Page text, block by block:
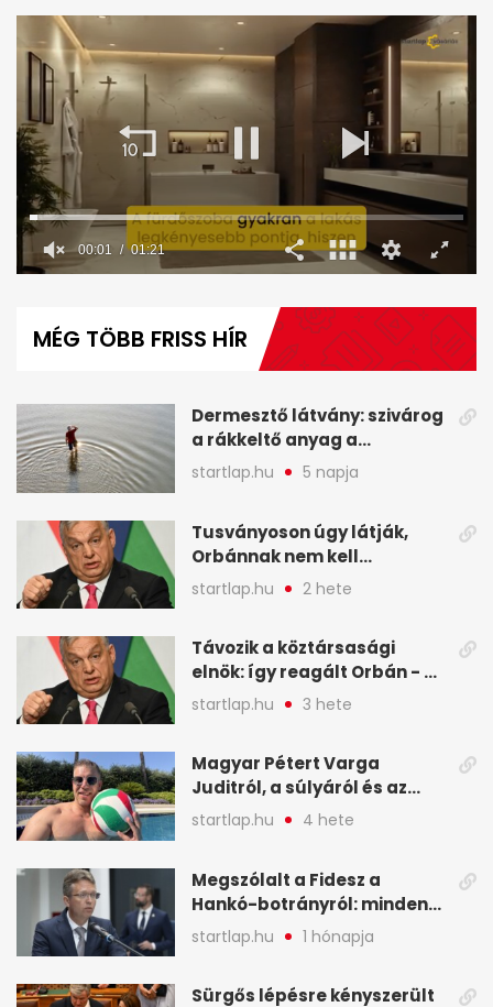
minute,
00:02 01:21
MÉG TÖBB FRISS HÍR
Dermesztő látvány: szivárog
a rákkeltő anyag a
kiszáradó Dunába
Budapesten - A hét
képekben
startlap.hu 5 napja
Tusványoson úgy látják,
Orbánnak nem kell
változtatnia - A hét
legfontosabb hírei
startlap.hu 2 hete
Távozik a köztársasági
elnök: így reagált Orbán - A
hét legfontosabb hírei
képekben
startlap.hu 3 hete
Magyar Pétert Varga
Juditról, a súlyáról és az
alvásidejéről is faggatták a
Redditen, sok kérdésre sírva
A hét legfontosabb hírei
képekben
startlap.hu 4 hete
Megszólalt a Fidesz a
Hankó-botrányról: minden
forint jó helyre ment - A hét
legfontosabb hírei
startlap.hu 1 hónapja
Sürgős lépésre kényszerült